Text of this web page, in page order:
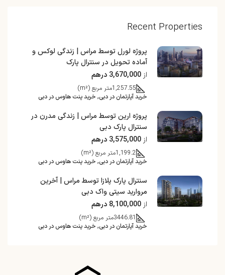
Recent Properties
پروژه لورل توسط مراس | زندگی لوکس و
آماده تحویل در سنترال پارک
از 3,670,000 درهم
1,257.55متر مربع (m²)
خرید آپارتمان در دبی, خرید پنت هاوس در دبی
پروژه ارین توسط مراس | زندگی مدرن در
سنترال پارک دبی
از 3,575,000 درهم
1,199.2متر مربع (m²)
خرید آپارتمان در دبی, خرید پنت هاوس در دبی
سنترال پارک پلازا توسط مراس | آخرین
مروارید سیتی واک دبی
از 8,100,000 درهم
3446.81متر مربع (m²)
خرید آپارتمان در دبی, خرید پنت هاوس در دبی